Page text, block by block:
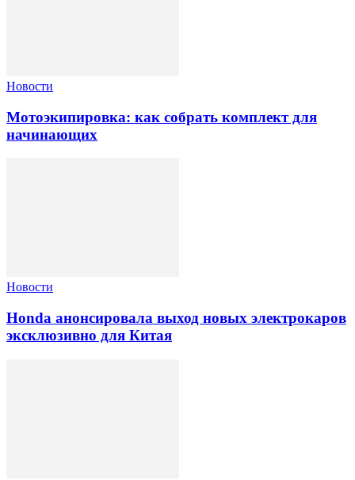
Новости
Мотоэкипировка: как собрать комплект для
начинающих
Новости
Honda анонсировала выход новых электрокаров
эксклюзивно для Китая